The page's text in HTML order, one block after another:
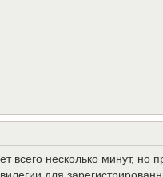
несколько минут, но